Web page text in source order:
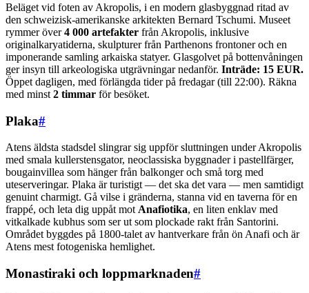
Beläget vid foten av Akropolis, i en modern glasbyggnad ritad av
den schweizisk-amerikanske arkitekten Bernard Tschumi. Museet
rymmer över4 000 artefakter från Akropolis, inklusive
originalkaryatiderna, skulpturer från Parthenons frontoner och en
imponerande samling arkaiska statyer. Glasgolvet på bottenvåningen
ger insyn till arkeologiska utgrävningar nedanför. Inträde: 15 EUR.
Öppet dagligen, med förlängda tider på fredagar (till 22:00). Räkna
med minst 2 timmar för besöket.
Plaka#
Atens äldsta stadsdel slingrar sig uppför sluttningen under Akropolis
med smala kullerstensgator, neoclassiska byggnader i pastellfärger,
bougainvillea som hänger från balkonger och små torg med
uteserveringar. Plaka är turistigt — det ska det vara — men samtidigt
genuint charmigt. Gå vilse i gränderna, stanna vid en taverna för en
frappé, och leta dig uppåt mot Anafiotika, en liten enklav med
vitkalkade kubhus som ser ut som plockade rakt från Santorini.
Området byggdes på 1800-talet av hantverkare från ön Anafi och är
Atens mest fotogeniska hemlighet.
Monastiraki och loppmarknaden#